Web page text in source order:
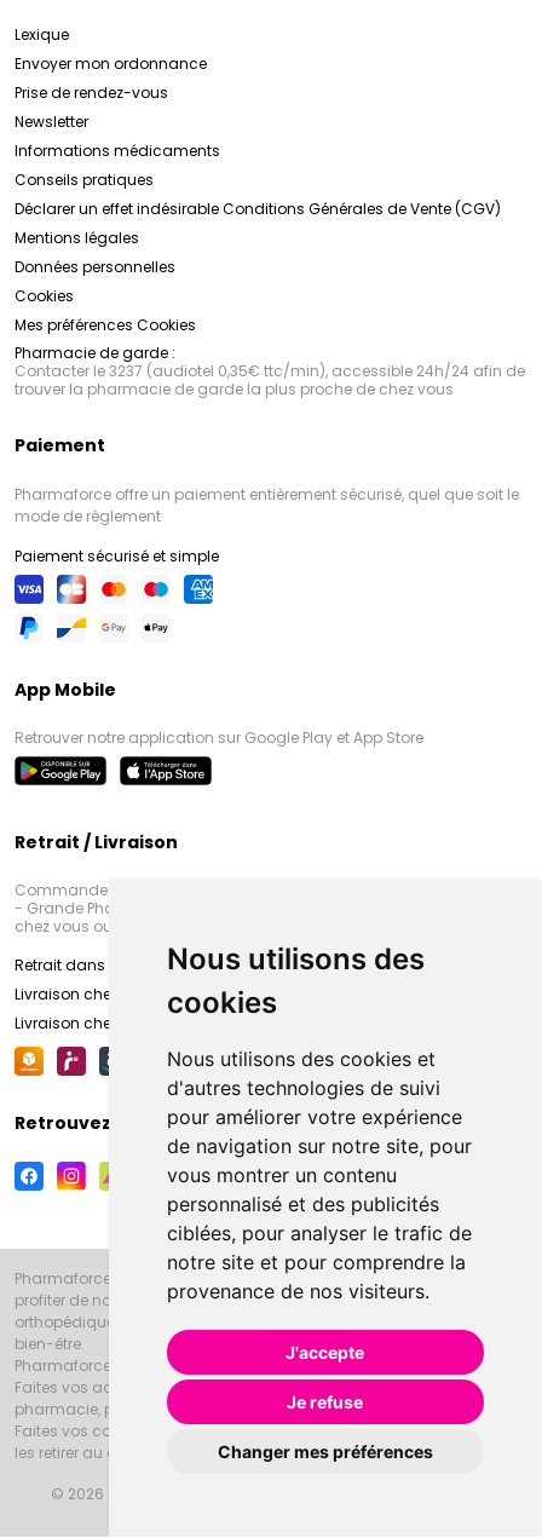
Nous utilisons des
cookies
Nous utilisons des cookies et
d'autres technologies de suivi
pour améliorer votre expérience
de navigation sur notre site, pour
vous montrer un contenu
personnalisé et des publicités
ciblées, pour analyser le trafic de
notre site et pour comprendre la
provenance de nos visiteurs.
J'accepte
Je refuse
Changer mes préférences
Lexique
Envoyer mon ordonnance
Prise de rendez-vous
Newsletter
Informations médicaments
Conseils pratiques
Déclarer un effet indésirableConditions Générales de Vente (CGV)
Mentions légales
Données personnelles
Cookies
Mes préférences Cookies
Pharmacie de garde :
Contacter le 3237 (audiotel 0,35€ ttc/min), accessible 24h/24 afin de
trouver la pharmacie de garde la plus proche de chez vous
Paiement
Pharmaforce offre un paiement entièrement sécurisé, quel que soit le
mode de règlement
Paiement sécurisé et simple
App Mobile
Retrouver notre application sur Google Play et App Store
Retrait / Livraison
Commandez en ligne et venez chercher votre commande à Amiens
- Grande Pharmacie d’Amiens (Fachon) ou recevez-là rapidement
chez vous ou en point retrait
Retrait dans la pharmacie d’Amiens
Livraison chez vous
Livraison chez votre commerçant
Retrouvez-nous sur vos réseaux sociaux
Pharmaforce.fr et la Grande Pharmacie d’Amiens vous souhaitent de
profiter de notre accueil, de nos conseils pharmaceutiques,
orthopédiques, homéopathiques, parapharmaceutiques, beauté et
bien-être.
Pharmaforce.fr est le site internet de la Grande Pharmacie d’Amiens.
Faites vos achats en ligne grâce à un choix de 20000 références en
pharmacie, parapharmacie, diététique et animaux (vétérinaire).
Faites vos courses de pharmacie et parapharmacie en ligne et venez
les retirer au drive ou vous les faire livrer à domicile.
© 2026 Grande Pharmacie d’Amiens